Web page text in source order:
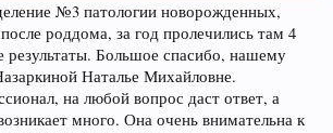
№3 патологии новорожденных,
роддома, за год пролечились там 4
результаты. Большое спасибо, нашему
Наталье Михайловне.
на любой вопрос даст ответ, а
много. Она очень внимательна к